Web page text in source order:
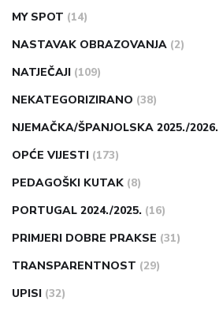
MY SPOT (14)
NASTAVAK OBRAZOVANJA (2)
NATJEČAJI (109)
NEKATEGORIZIRANO (38)
NJEMAČKA/ŠPANJOLSKA 2025./2026.
OPĆE VIJESTI (173)
PEDAGOŠKI KUTAK (8)
PORTUGAL 2024./2025. (16)
PRIMJERI DOBRE PRAKSE (31)
TRANSPARENTNOST (29)
UPISI (32)